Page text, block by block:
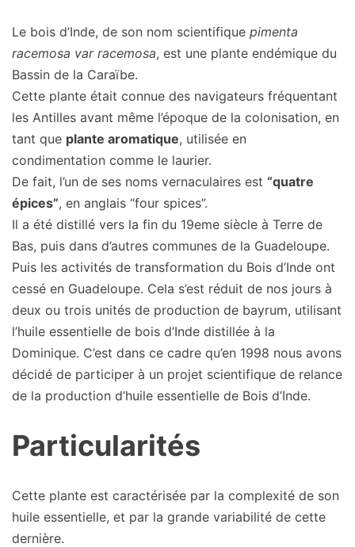
Le bois d’Inde, de son nom scientifique pimenta
racemosa var racemosa, est une plante endémique du
Bassin de la Caraïbe.
Cette plante était connue des navigateurs fréquentant
les Antilles avant même l’époque de la colonisation, en
tant que plante aromatique, utilisée en
condimentation comme le laurier.
De fait, l’un de ses noms vernaculaires est “quatre
épices”, en anglais “four spices”.
Il a été distillé vers la fin du 19eme siècle à Terre de
Bas, puis dans d’autres communes de la Guadeloupe.
Puis les activités de transformation du Bois d’Inde ont
cessé en Guadeloupe. Cela s’est réduit de nos jours à
deux ou trois unités de production de bayrum, utilisant
l’huile essentielle de bois d’Inde distillée à la
Dominique. C’est dans ce cadre qu’en 1998 nous avons
décidé de participer à un projet scientifique de relance
de la production d’huile essentielle de Bois d’Inde.
Particularités
Cette plante est caractérisée par la complexité de son
huile essentielle, et par la grande variabilité de cette
dernière.